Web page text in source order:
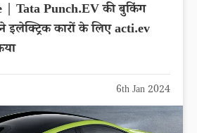
| Tata Punch.EV की बुकिंग
कारों के लिए acti.ev
6th Jan 2024